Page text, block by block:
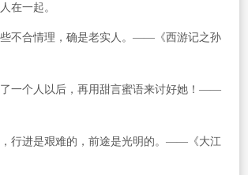
在一起。
不合情理，确是老实人。——《西游记之孙
一个人以后，再用甜言蜜语来讨好她！——
行进是艰难的，前途是光明的。——《大江